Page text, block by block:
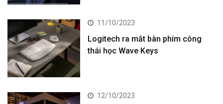
11/10/2023
Logitech ra mắt bàn phím công
thái học Wave Keys
12/10/2023